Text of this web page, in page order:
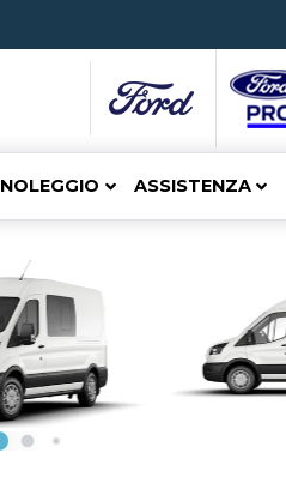
NOLEGGIO ASSISTENZA